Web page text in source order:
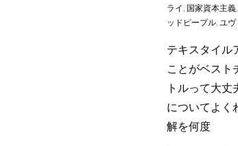
ライ, 国家資本主義,
ッドピープル, ユヴ
テキスタイル
ことがベスト
トルって大
についてよく
解を何度